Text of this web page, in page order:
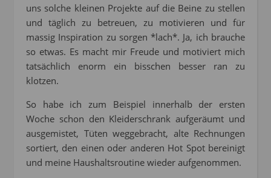
uns solche kleinen Projekte auf die Beine zu stellen
und täglich zu betreuen, zu motivieren und für
massig Inspiration zu sorgen *lach*. Ja, ich brauche
so etwas. Es macht mir Freude und motiviert mich
tatsächlich enorm ein bisschen besser ran zu
klotzen.
So habe ich zum Beispiel innerhalb der ersten
Woche schon den Kleiderschrank aufgeräumt und
ausgemistet, Tüten weggebracht, alte Rechnungen
sortiert, den einen oder anderen Hot Spot bereinigt
und meine Haushaltsroutine wieder aufgenommen.